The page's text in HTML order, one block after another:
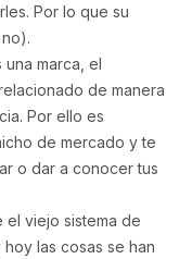
Por lo que su
marca, el
de manera
Por ello es
de mercado y te
o dar a conocer tus
el viejo sistema de
las cosas se han